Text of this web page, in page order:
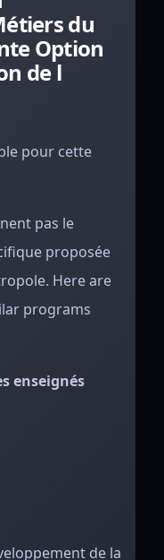
du
Option
de l
pour cette
pas le
proposée
Here are
programs
enseignés
de la